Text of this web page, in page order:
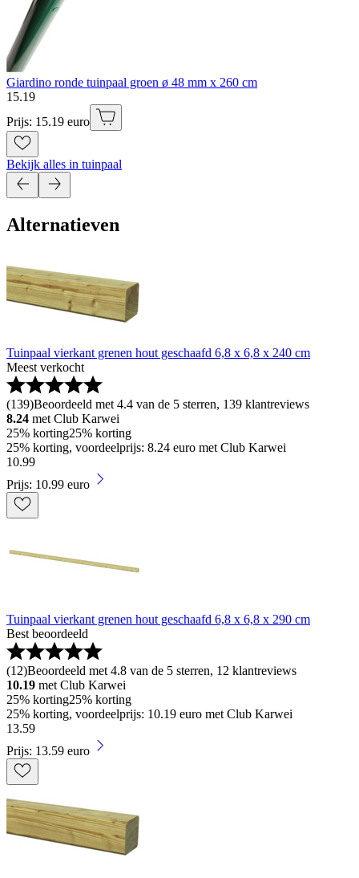
Giardino ronde tuinpaal groen ø 48 mm x 260 cm
15.19
Prijs: 15.19 euro
Bekijk alles in tuinpaal
Alternatieven
Tuinpaal vierkant grenen hout geschaafd 6,8 x 6,8 x 240 cm
Meest verkocht
(139)Beoordeeld met 4.4 van de 5 sterren, 139 klantreviews
8.24 met Club Karwei
25% korting25% korting
25% korting, voordeelprijs: 8.24 euro met Club Karwei
10.99
Prijs: 10.99 euro
Tuinpaal vierkant grenen hout geschaafd 6,8 x 6,8 x 290 cm
Best beoordeeld
(12)Beoordeeld met 4.8 van de 5 sterren, 12 klantreviews
10.19 met Club Karwei
25% korting25% korting
25% korting, voordeelprijs: 10.19 euro met Club Karwei
13.59
Prijs: 13.59 euro